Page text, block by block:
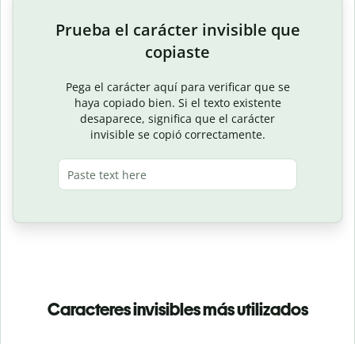
Prueba el carácter invisible que
copiaste
Pega el carácter aquí para verificar que se
haya copiado bien. Si el texto existente
desaparece, significa que el carácter
invisible se copió correctamente.
Caracteres invisibles más utilizados